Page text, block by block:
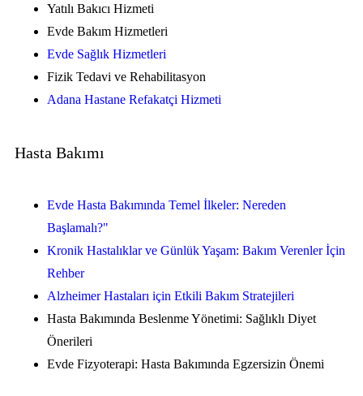
Yatılı Bakıcı Hizmeti
Evde Bakım Hizmetleri
Evde Sağlık Hizmetleri
Fizik Tedavi ve Rehabilitasyon
Adana Hastane Refakatçi Hizmeti
Hasta Bakımı
Evde Hasta Bakımında Temel İlkeler: Nereden
Başlamalı?"
Kronik Hastalıklar ve Günlük Yaşam: Bakım Verenler İçin
Rehber
Alzheimer Hastaları için Etkili Bakım Stratejileri
Hasta Bakımında Beslenme Yönetimi: Sağlıklı Diyet
Önerileri
Evde Fizyoterapi: Hasta Bakımında Egzersizin Önemi